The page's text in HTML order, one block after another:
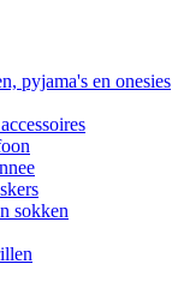
pyjama's en onesies
sokken